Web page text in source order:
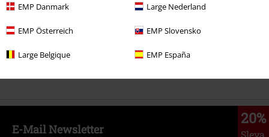
EMP Danmark Large Nederland
EMP Österreich EMP Slovensko
Large Belgique EMP España
20%
Sleva
E-Mail Newsletter